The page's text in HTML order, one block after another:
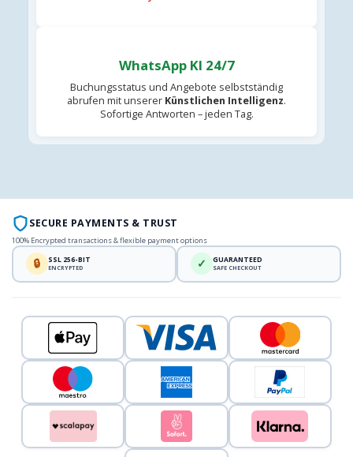
WhatsApp KI 24/7
Buchungsstatus und Angebote selbstständig
abrufen mit unserer Künstlichen Intelligenz.
Sofortige Antworten – jeden Tag.
SECURE PAYMENTS & TRUST
100% Encrypted transactions & flexible payment options
🔒 SSL 256-BIT
ENCRYPTED ✓ GUARANTEED
SAFE CHECKOUT